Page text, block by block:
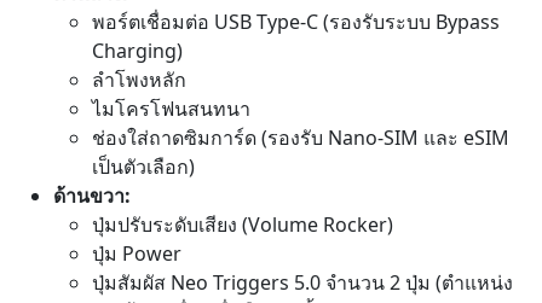
พอร์ตเชื่อมต่อ USB Type-C (รองรับระบบ Bypass
Charging)
ลำโพงหลัก
ไมโครโฟนสนทนา
ช่องใส่ถาดซิมการ์ด (รองรับ Nano-SIM และ eSIM
เป็นตัวเลือก)
ด้านขวา:
ปุ่มปรับระดับเสียง (Volume Rocker)
ปุ่ม Power
ปุ่มสัมผัส Neo Triggers 5.0 จำนวน 2 ปุ่ม (ตำแหน่ง